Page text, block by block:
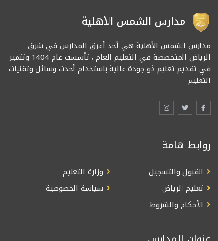
مدارس الشمس الأهلية
مدارس الشمس الأهلية هي أحد أعرق المدارس في شرق
الرياض المتخصصة في التعليم العام ، تأسست عام 1404 وتتميز
في تقديم تعليم ذو جودة عالية باستخدام أحدث وسائل وتقنيات
التعليم
روابط هامة
القبول والتسجيل
وزارة التعليم
تعليم الرياض
سياسة الخصوصية
الأحكام والشروط